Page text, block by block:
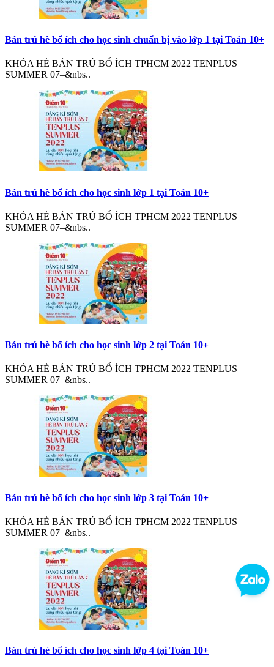
Bán trú hè bổ ích cho học sinh chuẩn bị vào lớp 1 tại Toán 10+
KHÓA HÈ BÁN TRÚ BỔ ÍCH TPHCM 2022 TENPLUS
SUMMER 07–&nbs..
Bán trú hè bổ ích cho học sinh lớp 1 tại Toán 10+
KHÓA HÈ BÁN TRÚ BỔ ÍCH TPHCM 2022 TENPLUS
SUMMER 07–&nbs..
Bán trú hè bổ ích cho học sinh lớp 2 tại Toán 10+
KHÓA HÈ BÁN TRÚ BỔ ÍCH TPHCM 2022 TENPLUS
SUMMER 07–&nbs..
Bán trú hè bổ ích cho học sinh lớp 3 tại Toán 10+
KHÓA HÈ BÁN TRÚ BỔ ÍCH TPHCM 2022 TENPLUS
SUMMER 07–&nbs..
Bán trú hè bổ ích cho học sinh lớp 4 tại Toán 10+